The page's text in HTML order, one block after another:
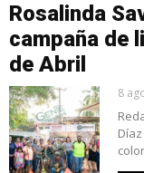
Rosalinda
campaña de
de Abril
8